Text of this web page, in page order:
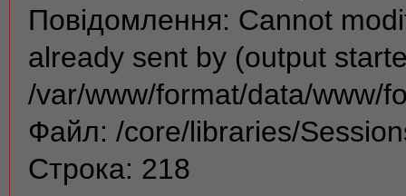
Повідомлення: Cannot
already sent by (output
/var/www/format/data/www/
Файл: /core/libraries/
Строка: 218